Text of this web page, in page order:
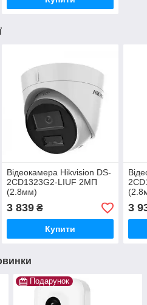
Відеокамера Hikvision DS-
2CD1323G2-LIUF 2МП
(2.8мм)
3 839₴
Купити
3
Подарунок